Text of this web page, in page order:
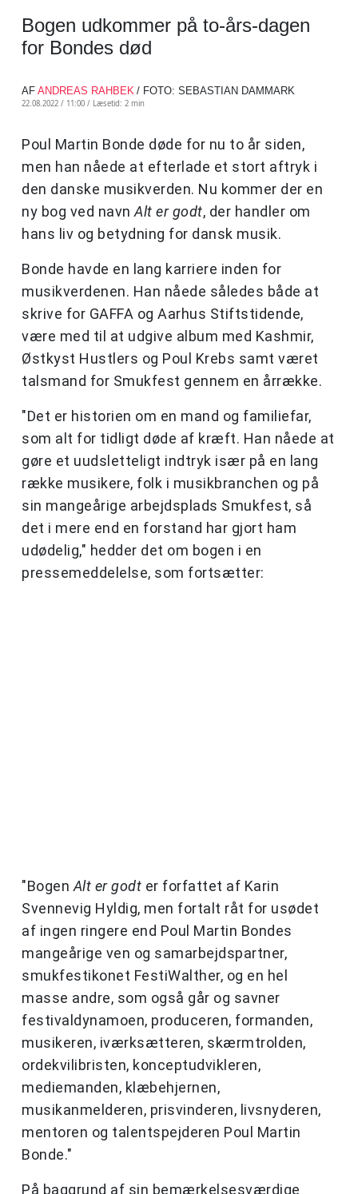
Bogen udkommer på to-års-dagen
for Bondes død
AF ANDREAS RAHBEK / FOTO: SEBASTIAN DAMMARK
22.08.2022 / 11:00 / Læsetid: 2 min
Poul Martin Bonde døde for nu to år siden,
men han nåede at efterlade et stort aftryk i
den danske musikverden. Nu kommer der en
ny bog ved navn Alt er godt, der handler om
hans liv og betydning for dansk musik.
Bonde havde en lang karriere inden for
musikverdenen. Han nåede således både at
skrive for GAFFA og Aarhus Stiftstidende,
være med til at udgive album med Kashmir,
Østkyst Hustlers og Poul Krebs samt været
talsmand for Smukfest gennem en årrække.
"Det er historien om en mand og familiefar,
som alt for tidligt døde af kræft. Han nåede at
gøre et uudsletteligt indtryk især på en lang
række musikere, folk i musikbranchen og på
sin mangeårige arbejdsplads Smukfest, så
det i mere end en forstand har gjort ham
udødelig," hedder det om bogen i en
pressemeddelelse, som fortsætter:
"Bogen Alt er godt er forfattet af Karin
Svennevig Hyldig, men fortalt råt for usødet
af ingen ringere end Poul Martin Bondes
mangeårige ven og samarbejdspartner,
smukfestikonet FestiWalther, og en hel
masse andre, som også går og savner
festivaldynamoen, produceren, formanden,
musikeren, iværksætteren, skærmtrolden,
ordekvilibristen, konceptudvikleren,
mediemanden, klæbehjernen,
musikanmelderen, prisvinderen, livsnyderen,
mentoren og talentspejderen Poul Martin
Bonde."
På baggrund af sin bemærkelsesværdige